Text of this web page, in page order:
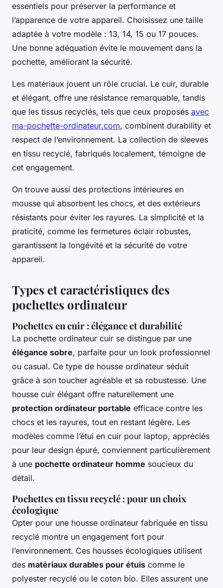
essentiels pour préserver la performance et
l’apparence de votre appareil. Choisissez une taille
adaptée à votre modèle : 13, 14, 15 ou 17 pouces.
Une bonne adéquation évite le mouvement dans la
pochette, améliorant la sécurité.
Les matériaux jouent un rôle crucial. Le cuir, durable
et élégant, offre une résistance remarquable, tandis
que les tissus recyclés, tels que ceux proposés avec
ma-pochette-ordinateur.com, combinent durability et
respect de l’environnement. La collection de sleeves
en tissu recyclé, fabriqués localement, témoigne de
cet engagement.
On trouve aussi des protections intérieures en
mousse qui absorbent les chocs, et des extérieurs
résistants pour éviter les rayures. La simplicité et la
praticité, comme les fermetures éclair robustes,
garantissent la longévité et la sécurité de votre
appareil.
Types et caractéristiques des
pochettes ordinateur
Pochettes en cuir : élégance et durabilité
La pochette ordinateur cuir se distingue par une
élégance sobre, parfaite pour un look professionnel
ou casual. Ce type de housse ordinateur séduit
grâce à son toucher agréable et sa robustesse. Une
housse cuir élégant offre naturellement une
protection ordinateur portable efficace contre les
chocs et les rayures, tout en restant légère. Les
modèles comme l’étui en cuir pour laptop, appréciés
pour leur design épuré, conviennent particulièrement
à une pochette ordinateur homme soucieux du
détail.
Pochettes en tissu recyclé : pour un choix
écologique
Opter pour une housse ordinateur fabriquée en tissu
recyclé montre un engagement fort pour
l’environnement. Ces housses écologiques utilisent
des matériaux durables pour étuis comme le
polyester recyclé ou le coton bio. Elles assurent une